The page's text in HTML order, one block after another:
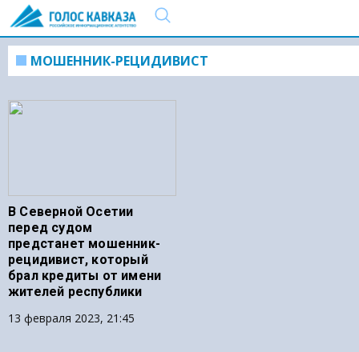
МОШЕННИК-РЕЦИДИВИСТ
В Северной Осетии
перед судом
предстанет мошенник-
рецидивист, который
брал кредиты от имени
жителей республики
13 февраля 2023, 21:45